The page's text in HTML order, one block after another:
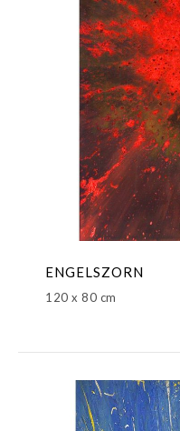
ENGELSZORN
120 x 80 cm